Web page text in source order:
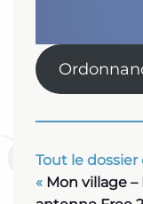
Tout le
« Mon village